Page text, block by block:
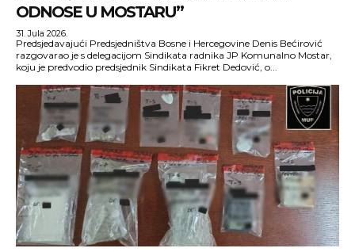
ODNOSE U MOSTARU”
31. Jula 2026.
Predsjedavajući Predsjedništva Bosne i Hercegovine Denis Bećirović
razgovarao je s delegacijom Sindikata radnika JP Komunalno Mostar,
koju je predvodio predsjednik Sindikata Fikret Dedović, o...